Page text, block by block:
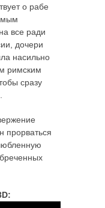
о рабе
все ради
дочери
насильно
римским
сразу
прорваться